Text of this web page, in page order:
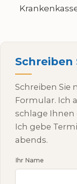
Schreiben
Schreiben Sie
Formular. Ich
schlage Ihnen
Ich gebe
abends.
Ihr Name